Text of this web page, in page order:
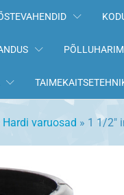
Hardi varuosad » 1 1/2″